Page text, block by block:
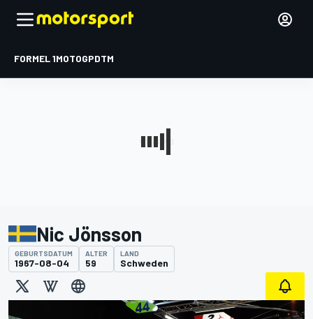
FORMEL 1MOTOGPDTM
Nic Jönsson
GEBURTSDATUM
1967-08-04
ALTER
59
LAND
Schweden